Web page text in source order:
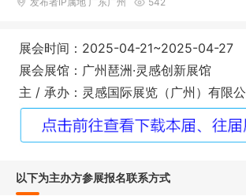
展会时间：2025-04-21~2025-04-27
展会展馆：广州琶洲·灵感创新展馆
主 / 承办：灵感国际展览（广州）有限
以下为主办方参展报名联系方式